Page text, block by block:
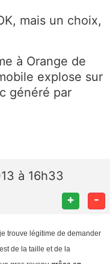
mais un choix,
à Orange de
explose sur
généré par
à 16h33
+ -
trouve légitime de demander
de la taille et de la